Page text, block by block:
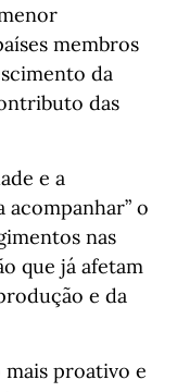
membros
da
das
e a
acompanhar” o
nas
que já afetam
e da
proativo e